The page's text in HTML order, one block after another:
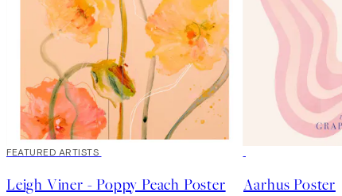
40%*
FEATURED ARTISTS
Leigh Viner - Poppy Peach Poster Aarhus Poster